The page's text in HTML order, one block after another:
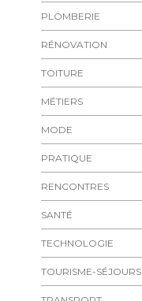
PLOMBERIE
RÉNOVATION
TOITURE
MÉTIERS
MODE
PRATIQUE
RENCONTRES
SANTÉ
TECHNOLOGIE
TOURISME-SÉJOURS